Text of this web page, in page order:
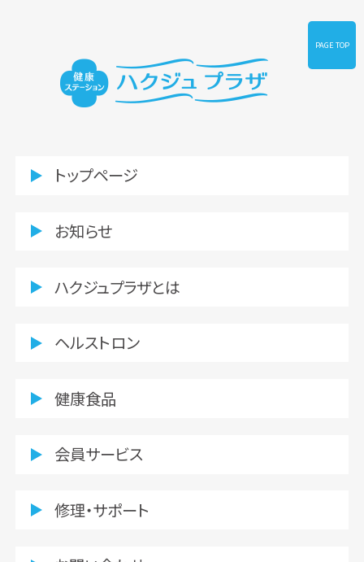
PAGE TOP
トップページ
お知らせ
ハクジュプラザとは
ヘルストロン
健康食品
会員サービス
修理・サポート